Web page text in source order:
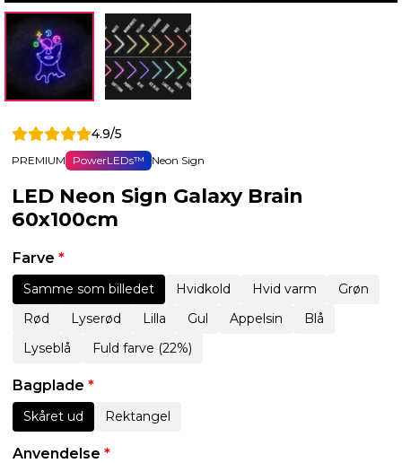
4.9/5
PREMIUM PowerLEDs™ Neon Sign
LED Neon Sign Galaxy Brain
60x100cm
Farve *
Samme som billedet Hvidkold Hvid varm
Grøn
Rød
Lyserød Lilla Gul Appelsin
Blå
Lyseblå
Fuld farve (22%)
Bagplade *
Skåret ud Rektangel
Anvendelse *